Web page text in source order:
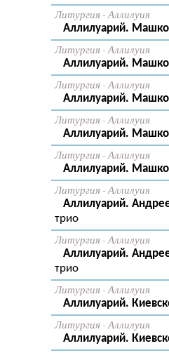
Литургия - Аллилуия
Аллилуарий.
Литургия - Аллилуия
Аллилуарий.
Литургия - Аллилуия
Аллилуарий.
Литургия - Аллилуия
Аллилуарий.
Литургия - Аллилуия
Аллилуарий.
Литургия - Аллилуия
Аллилуарий.
трио
Литургия - Аллилуия
Аллилуарий.
трио
Литургия - Аллилуия
Аллилуарий.
Литургия - Аллилуия
Аллилуарий.